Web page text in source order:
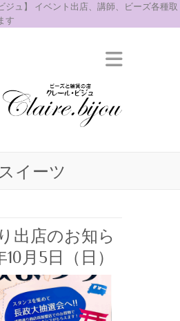
ジュ】 イベント出店、講師、ビーズ各種取
す
イーツ
出店のお知ら
月5日（日）